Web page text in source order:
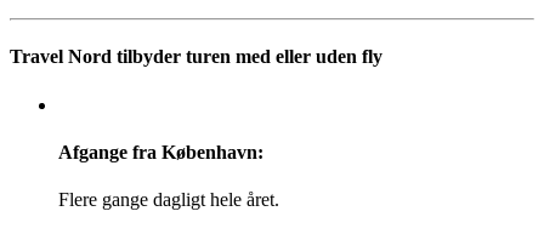
Travel Nord tilbyder turen med eller uden fly
Afgange fra København:
Flere gange dagligt hele året.